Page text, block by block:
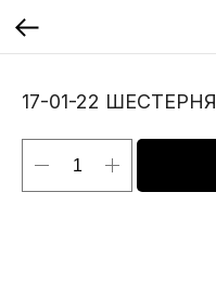
17-01-22 ШЕСТЕРНЯ